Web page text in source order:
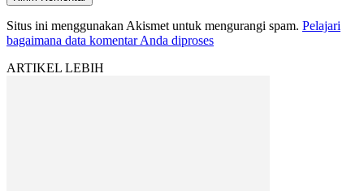
Situs ini menggunakan Akismet untuk mengurangi spam. Pelajari
bagaimana data komentar Anda diproses
ARTIKEL LEBIH